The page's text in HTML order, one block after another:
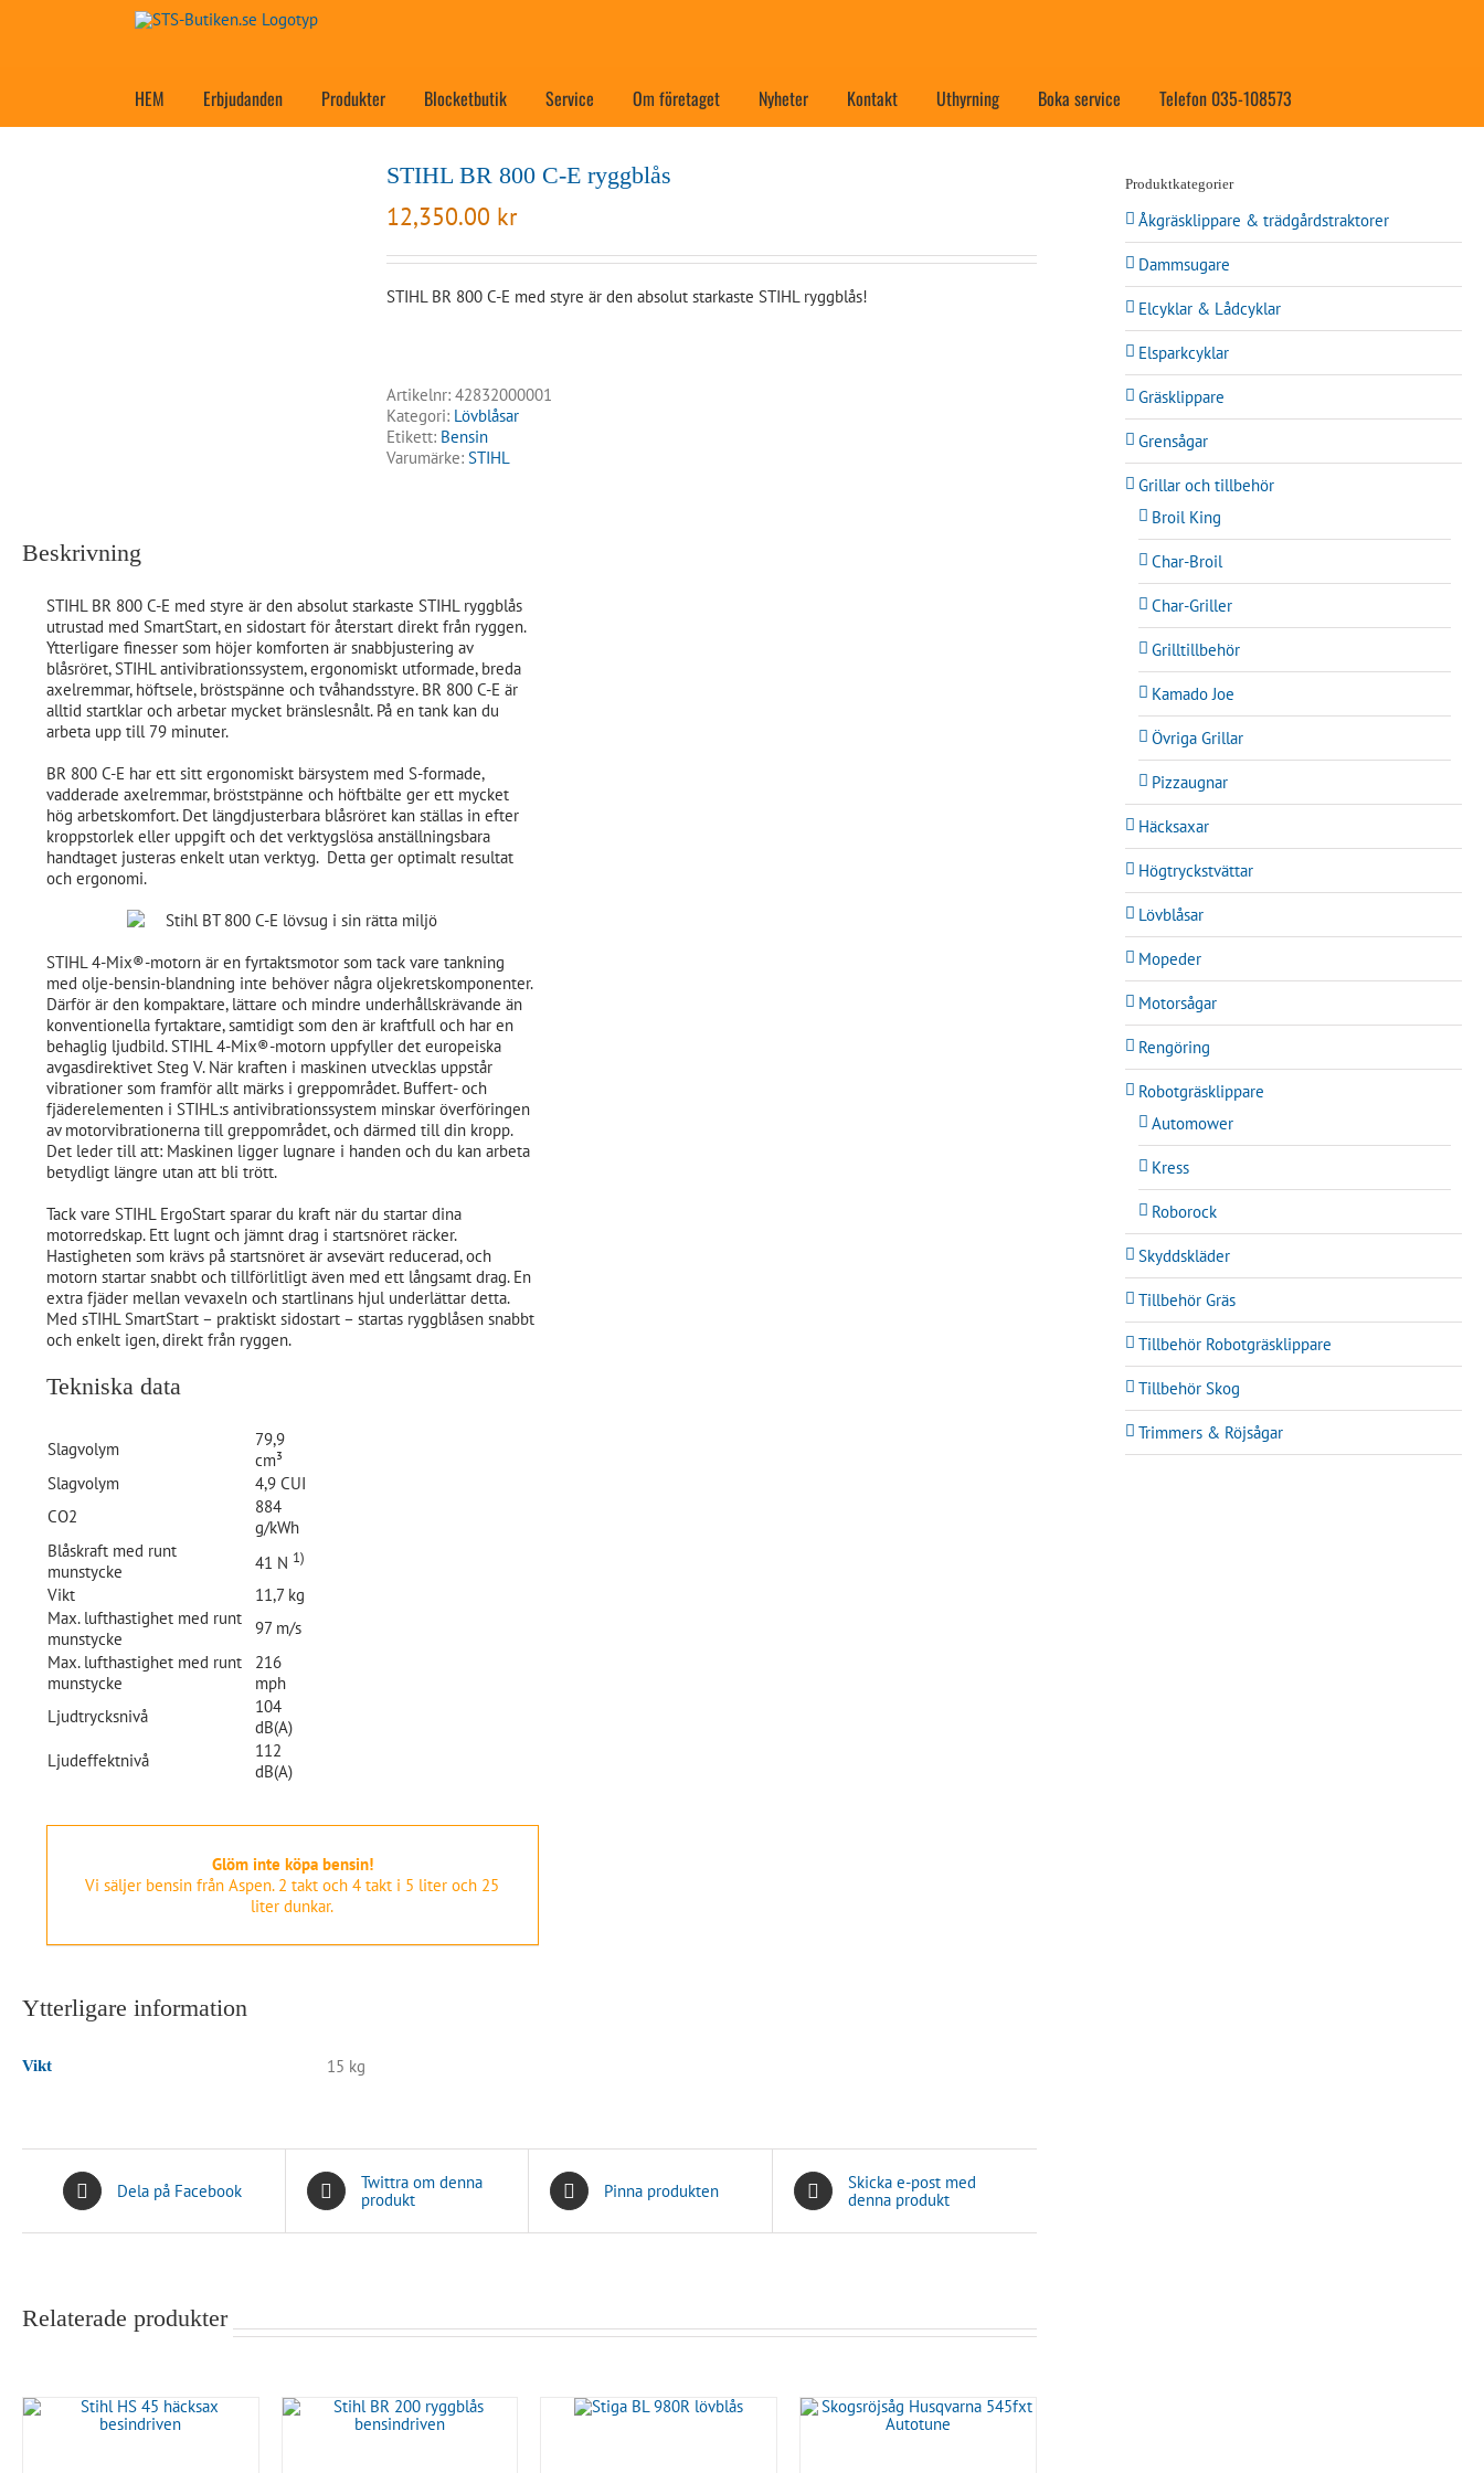
HEM Erbjudanden Produkter Blocketbutik Service Om företaget Nyheter Kontakt Uthyrning Boka service Telefon 035-108573
STIHL BR 800 C-E ryggblås
12,350.00 kr
STIHL BR 800 C-E med styre är den absolut starkaste STIHL ryggblås!
Artikelnr: 42832000001
Kategori: Lövblåsar
Etikett: Bensin
Varumärke: STIHL
Beskrivning
STIHL BR 800 C-E med styre är den absolut starkaste STIHL ryggblås
utrustad med SmartStart, en sidostart för återstart direkt från ryggen.
Ytterligare finesser som höjer komforten är snabbjustering av
blåsröret, STIHL antivibrationssystem, ergonomiskt utformade, breda
axelremmar, höftsele, bröstspänne och tvåhandsstyre. BR 800 C-E är
alltid startklar och arbetar mycket bränslesnålt. På en tank kan du
arbeta upp till 79 minuter.
BR 800 C-E har ett sitt ergonomiskt bärsystem med S-formade,
vadderade axelremmar, bröststpänne och höftbälte ger ett mycket
hög arbetskomfort. Det längdjusterbara blåsröret kan ställas in efter
kroppstorlek eller uppgift och det verktygslösa anställningsbara
handtaget justeras enkelt utan verktyg. Detta ger optimalt resultat
och ergonomi.
STIHL 4-Mix®-motorn är en fyrtaktsmotor som tack vare tankning
med olje-bensin-blandning inte behöver några oljekretskomponenter.
Därför är den kompaktare, lättare och mindre underhållskrävande än
konventionella fyrtaktare, samtidigt som den är kraftfull och har en
behaglig ljudbild. STIHL 4-Mix®-motorn uppfyller det europeiska
avgasdirektivet Steg V. När kraften i maskinen utvecklas uppstår
vibrationer som framför allt märks i greppområdet. Buffert- och
fjäderelementen i STIHL:s antivibrationssystem minskar överföringen
av motorvibrationerna till greppområdet, och därmed till din kropp.
Det leder till att: Maskinen ligger lugnare i handen och du kan arbeta
betydligt längre utan att bli trött.
Tack vare STIHL ErgoStart sparar du kraft när du startar dina
motorredskap. Ett lugnt och jämnt drag i startsnöret räcker.
Hastigheten som krävs på startsnöret är avsevärt reducerad, och
motorn startar snabbt och tillförlitligt även med ett långsamt drag. En
extra fjäder mellan vevaxeln och startlinans hjul underlättar detta.
Med sTIHL SmartStart – praktiskt sidostart – startas ryggblåsen snabbt
och enkelt igen, direkt från ryggen.
Tekniska data
Slagvolym
79,9
cm³
Slagvolym
4,9 CUI
CO2
884
g/kWh
Blåskraft med runt
munstycke
41 N 1)
Vikt
11,7 kg
Max. lufthastighet med runt
munstycke
97 m/s
Max. lufthastighet med runt
munstycke
216
mph
Ljudtrycksnivå
104
dB(A)
Ljudeffektnivå
112
dB(A)
Glöm inte köpa bensin!
Vi säljer bensin från Aspen. 2 takt och 4 takt i 5 liter och 25
liter dunkar.
Ytterligare information
Vikt 15 kg
Dela på Facebook
Twittra om denna
produkt
Pinna produkten
Skicka e-post med
denna produkt
Relaterade produkter
Produktkategorier
Åkgräsklippare & trädgårdstraktorer
Dammsugare
Elcyklar & Lådcyklar
Elsparkcyklar
Gräsklippare
Grensågar
Grillar och tillbehör
Broil King
Char-Broil
Char-Griller
Grilltillbehör
Kamado Joe
Övriga Grillar
Pizzaugnar
Häcksaxar
Högtryckstvättar
Lövblåsar
Mopeder
Motorsågar
Rengöring
Robotgräsklippare
Automower
Kress
Roborock
Skyddskläder
Tillbehör Gräs
Tillbehör Robotgräsklippare
Tillbehör Skog
Trimmers & Röjsågar